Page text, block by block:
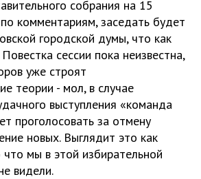
собрания на 15
комментариям, заседать будет
городской думы, что как
сессии пока неизвестна,
уже строят
теории - мол, в случае
выступления «команда
проголосовать за отмену
новых. Выглядит это как
что мы в этой избирательной
видели.